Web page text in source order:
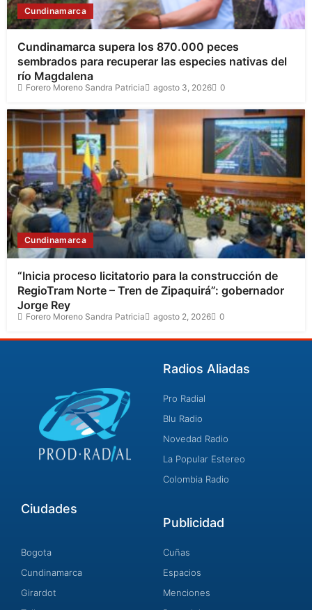
Cundinamarca
Cundinamarca supera los 870.000 peces
sembrados para recuperar las especies nativas del
río Magdalena
Forero Moreno Sandra Patricia agosto 3, 2026 0
Cundinamarca
“Inicia proceso licitatorio para la construcción de
RegioTram Norte – Tren de Zipaquirá”: gobernador
Jorge Rey
Forero Moreno Sandra Patricia agosto 2, 2026 0
Radios Aliadas
Pro Radial
Blu Radio
Novedad Radio
La Popular Estereo
Colombia Radio
Ciudades
Bogota
Cundinamarca
Girardot
Publicidad
Cuñas
Espacios
Menciones